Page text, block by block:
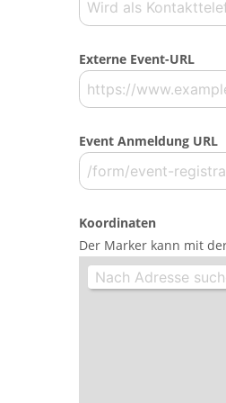
Externe Event-URL
Event Anmeldung URL
Koordinaten
Der Marker kann mit